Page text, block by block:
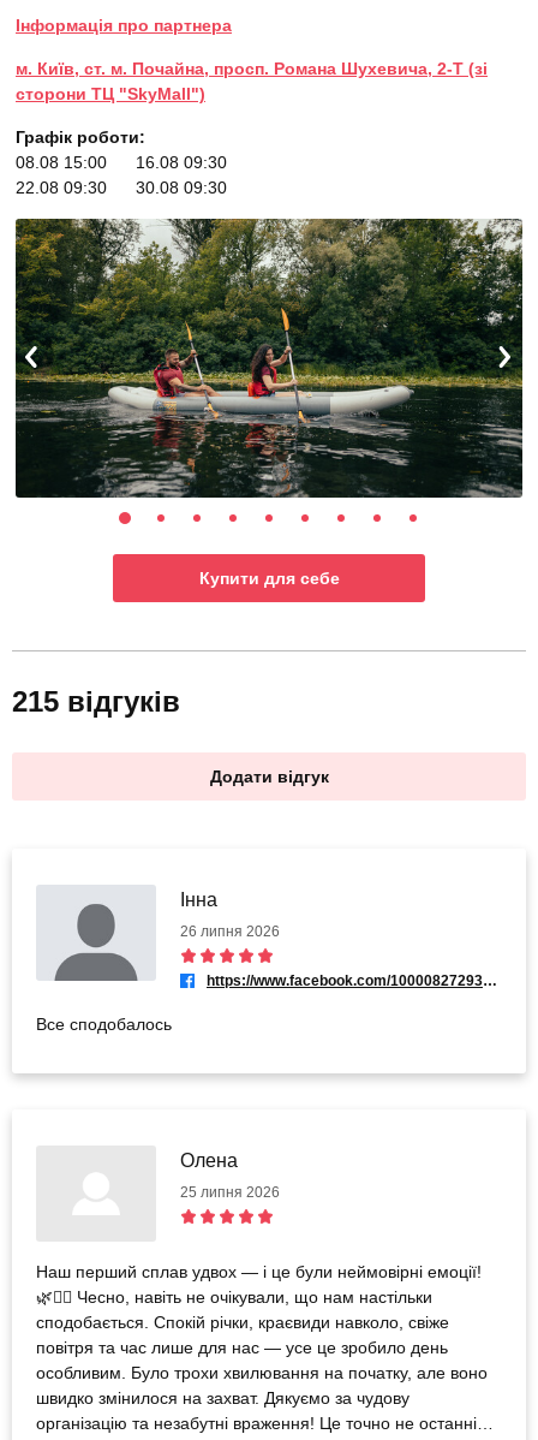
Інформація про партнера
м. Київ, ст. м. Почайна, просп. Романа Шухевича, 2-Т (зі
сторони ТЦ "SkyMall")
Графік роботи:
08.08 15:00
16.08 09:30
22.08 09:30
30.08 09:30
Купити для себе
215 відгуків
Додати відгук
Інна
26 липня 2026
https://www.facebook.com/100008272935551
Все сподобалось
Олена
25 липня 2026
Наш перший сплав удвох — і це були неймовірні емоції!
🌿🚣‍♀️ Чесно, навіть не очікували, що нам настільки
сподобається. Спокій річки, краєвиди навколо, свіже
повітря та час лише для нас — усе це зробило день
особливим. Було трохи хвилювання на початку, але воно
швидко змінилося на захват. Дякуємо за чудову
організацію та незабутні враження! Це точно не останній